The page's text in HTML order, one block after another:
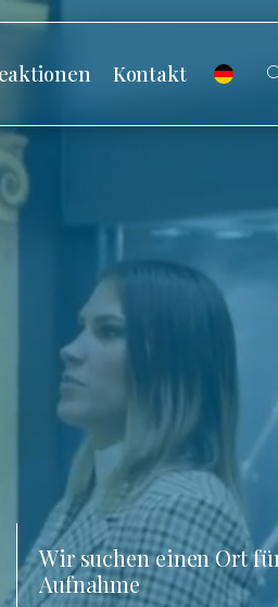
Kontakt
Wir suchen einen Ort
Aufnahme